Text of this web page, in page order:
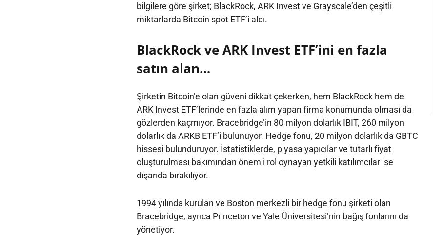
bilgilere göre şirket; BlackRock, ARK Invest ve Grayscale’den çeşitli
miktarlarda Bitcoin spot ETF’i aldı.
BlackRock ve ARK Invest ETF’ini en fazla
satın alan…
Şirketin Bitcoin’e olan güveni dikkat çekerken, hem BlackRock hem de
ARK Invest ETF’lerinde en fazla alım yapan firma konumunda olması da
gözlerden kaçmıyor. Bracebridge’in 80 milyon dolarlık IBIT, 260 milyon
dolarlık da ARKB ETF’i bulunuyor. Hedge fonu, 20 milyon dolarlık da GBTC
hissesi bulunduruyor. İstatistiklerde, piyasa yapıcılar ve tutarlı fiyat
oluşturulması bakımından önemli rol oynayan yetkili katılımcılar ise
dışarıda bırakılıyor.
1994 yılında kurulan ve Boston merkezli bir hedge fonu şirketi olan
Bracebridge, ayrıca Princeton ve Yale Üniversitesi’nin bağış fonlarını da
yönetiyor.